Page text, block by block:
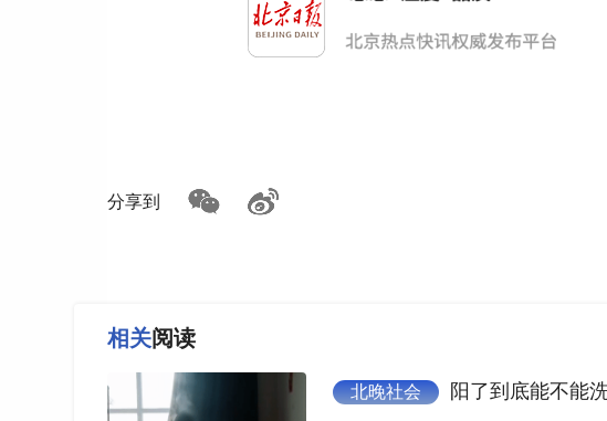
分享到
相关阅读
北晚社会 阳了到底能不能